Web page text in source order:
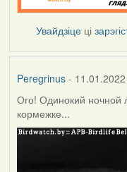
Увайдзіце ці
Peregrinus-
Ого! Одинокий ночной
кормежке...